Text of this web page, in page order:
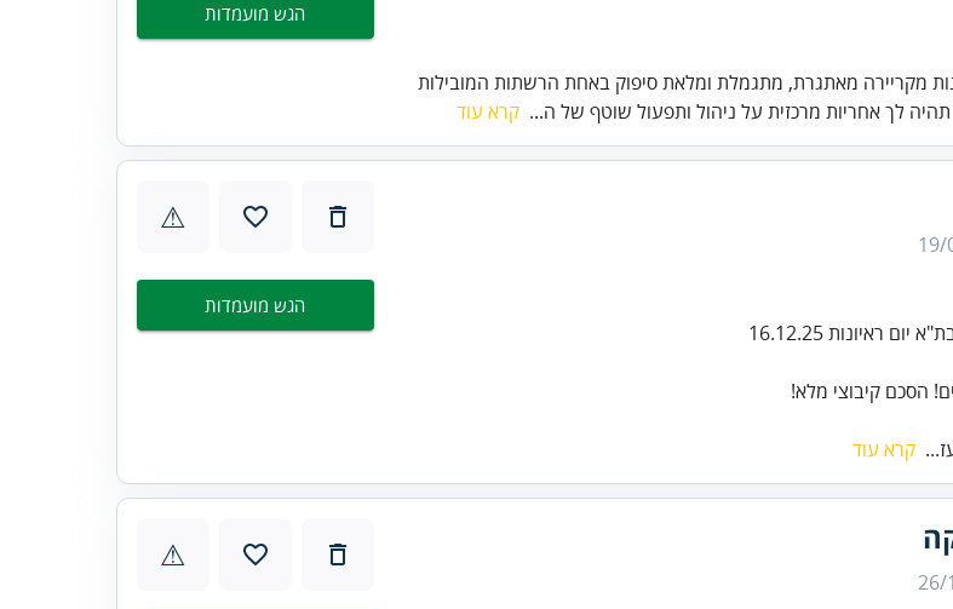
מקריירה מאתגרת, מתגמלת ומלאת סיפוק באחת הרשתות המובילות
לך אחריות מרכזית על ניהול ותפעול שוטף של ה... קרא עוד
הגש מועמדות
19/
קרא עוד
⚠
הגש מועמדות
26/
⚠